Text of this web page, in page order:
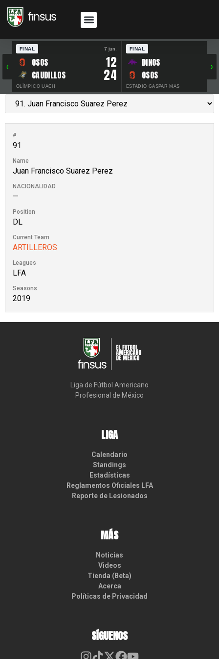
‹
FINAL 7 jun.
OSOS 12
CAUDILLOS 24
OLÍMPICO UACH
FINAL
DINOS
OSOS
ESTADIO GASPAR MAS
›
#
91
Name
Juan Francisco Suarez Perez
NACIONALIDAD
—
Position
DL
Current Team
ARTILLEROS
Leagues
LFA
Seasons
2019
Liga de Fútbol Americano
Profesional de México
LIGA
Calendario
Standings
Estadísticas
Reglamentos Oficiales LFA
Reporte de Lesionados
MÁS
Noticias
Videos
Tienda (Beta)
Acerca
Políticas de Privacidad
SÍGUENOS